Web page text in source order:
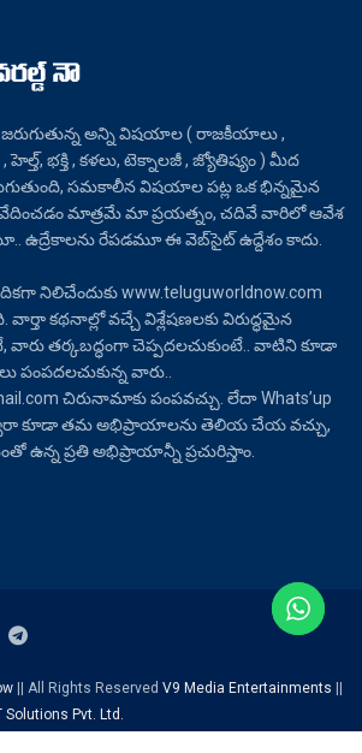
జరుగుతున్న అన్ని విషయాల ( రాజకీయాలు ,
భక్తి , కళలు, టెక్నాలజీ , జ్యోతిష్యం ) మీద
సమకాలీన విషయాల పట్ల ఒక భిన్నమైన
మాత్రమే మా ప్రయత్నం, చదివే వారిలో ఆవేశ
ఉద్రేకాలను రేపడమూ ఈ వెబ్‌సైట్ ఉద్దేశం కాదు.
నిలిచేందుకు www.teluguworldnow.com
వార్తా కథనాల్లో వచ్చే విశ్లేషణలకు విరుద్ధమైన
తర్కబద్ధంగా చెప్పదలచుకుంటే.. వాటిని కూడా
పంపదలచుకున్న వారు..
చిరునామాకు పంపవచ్చు. లేదా Whats’up
ద్వారా కూడా తమ అభిప్రాయాలను తెలియ చేయ వచ్చు,
ఉన్న ప్రతి అభిప్రాయాన్నీ ప్రచురిస్తాం.
|| All Rights Reserved V9 Media Entertainments
Solutions Pvt. Ltd.